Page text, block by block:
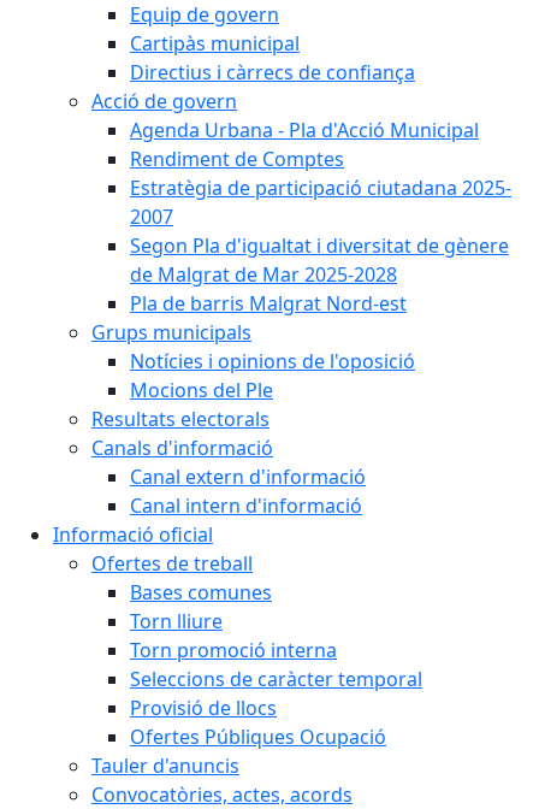
Equip de govern
Cartipàs municipal
Directius i càrrecs de confiança
Acció de govern
Agenda Urbana - Pla d'Acció Municipal
Rendiment de Comptes
Estratègia de participació ciutadana 2025-
2007
Segon Pla d'igualtat i diversitat de gènere
de Malgrat de Mar 2025-2028
Pla de barris Malgrat Nord-est
Grups municipals
Notícies i opinions de l'oposició
Mocions del Ple
Resultats electorals
Canals d'informació
Canal extern d'informació
Canal intern d'informació
Informació oficial
Ofertes de treball
Bases comunes
Torn lliure
Torn promoció interna
Seleccions de caràcter temporal
Provisió de llocs
Ofertes Públiques Ocupació
Tauler d'anuncis
Convocatòries, actes, acords